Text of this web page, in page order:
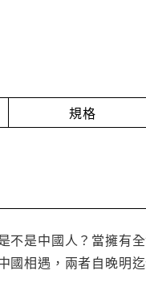
規格
不是中國人？當擁有
相遇，兩者自晚明